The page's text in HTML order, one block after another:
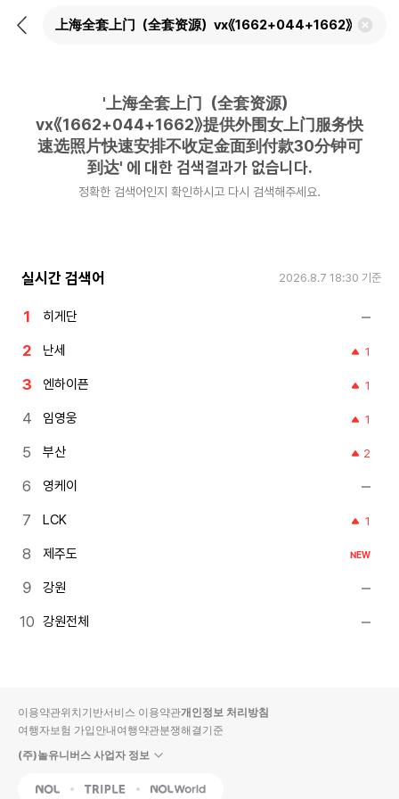
뒤
검
' 上海全套上门（全套资源）
vx《1662+044+1662》提供外围女上门服务快
速选照片快速安排不收定金面到付款30分钟可
到达' 에 대한 검색결과가 없습니다.
정확한 검색어인지 확인하시고 다시 검색해주세요.
실시간 검색어 2026.8.7 18:30 기준
히게단
난세 1
엔하이픈 1
임영웅 1
부산 2
영케이
LCK 1
제주도 NEW
강원
강원전체
이용약관위치기반서비스 이용약관개인정보 처리방침
여행자보험 가입안내여행약관분쟁해결기준
(주)놀유니버스 사업자 정보
NOL Triple Interpark Global